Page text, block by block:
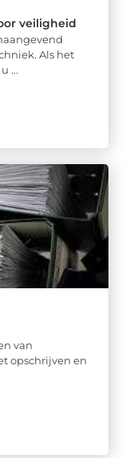
veiligheid
Als het
...
van
opschrijven en